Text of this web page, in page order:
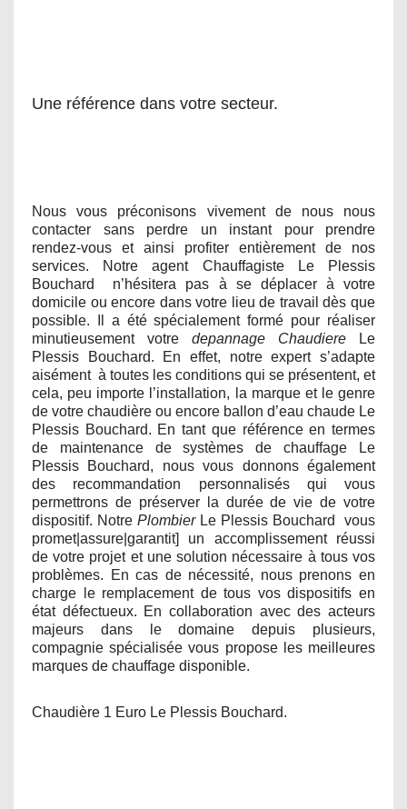
Une référence dans votre secteur.
Nous vous préconisons vivement de nous nous
contacter sans perdre un instant pour prendre
rendez-vous et ainsi profiter entièrement de nos
services. Notre agent Chauffagiste Le Plessis
Bouchard
n’hésitera pas à se déplacer à votre
domicile ou encore dans votre lieu de travail dès que
possible. Il a été spécialement formé pour réaliser
minutieusement votre depannage Chaudiere
Le
Plessis Bouchard. En effet, notre expert s’adapte
aisément à toutes les conditions qui se présentent, et
cela, peu importe l’installation, la marque et le genre
de votre chaudière ou encore ballon d’eau chaude Le
Plessis Bouchard. En tant que référence en termes
de maintenance de systèmes de chauffage Le
Plessis Bouchard, nous vous donnons également
des recommandation personnalisés qui vous
permettrons de préserver la durée de vie de votre
dispositif. Notre PlombierLe Plessis Bouchard
vous
promet|assure|garantit] un accomplissement réussi
de votre projet et une solution nécessaire à tous vos
problèmes. En cas de nécessité, nous prenons en
charge le remplacement de tous vos dispositifs en
état défectueux. En collaboration avec des acteurs
majeurs dans le domaine depuis plusieurs,
compagnie spécialisée vous propose les meilleures
marques de chauffage disponible.
Chaudière 1 Euro Le Plessis Bouchard.